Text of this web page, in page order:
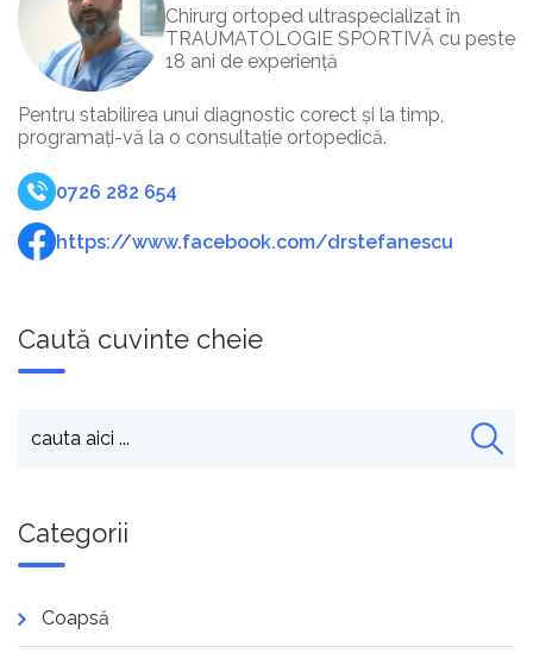
Chirurg ortoped ultraspecializat în
TRAUMATOLOGIE SPORTIVĂ cu peste
18 ani de experiență
Pentru stabilirea unui diagnostic corect și la timp,
programați-vă la o consultație ortopedică.
0726 282 654
https://www.facebook.com/drstefanescu
Caută cuvinte cheie
Categorii
Coapsă